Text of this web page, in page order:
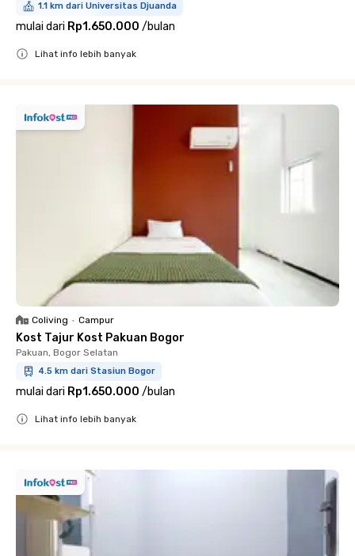
1.1 km dari Universitas Djuanda
mulai dari Rp1.650.000 /bulan
Lihat info lebih banyak
Coliving • Campur
Kost Tajur Kost Pakuan Bogor
Pakuan, Bogor Selatan
4.5 km dari Stasiun Bogor
mulai dari Rp1.650.000 /bulan
Lihat info lebih banyak